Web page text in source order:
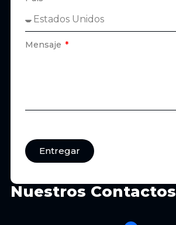
Mensaje
Entregar
Nuestros Contactos